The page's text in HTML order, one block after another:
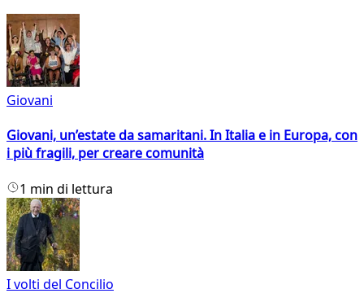
Giovani
Giovani, un’estate da samaritani. In Italia e in Europa, con
i più fragili, per creare comunità
1 min di lettura
I volti del Concilio